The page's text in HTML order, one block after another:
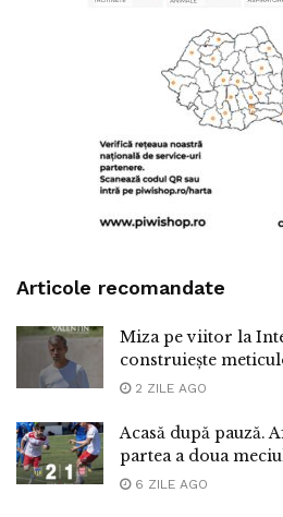
Articole recomandate
Miza pe viitor la
construiește
2 ZILE AGO
Acasă după pauză.
partea a doua
6 ZILE AGO